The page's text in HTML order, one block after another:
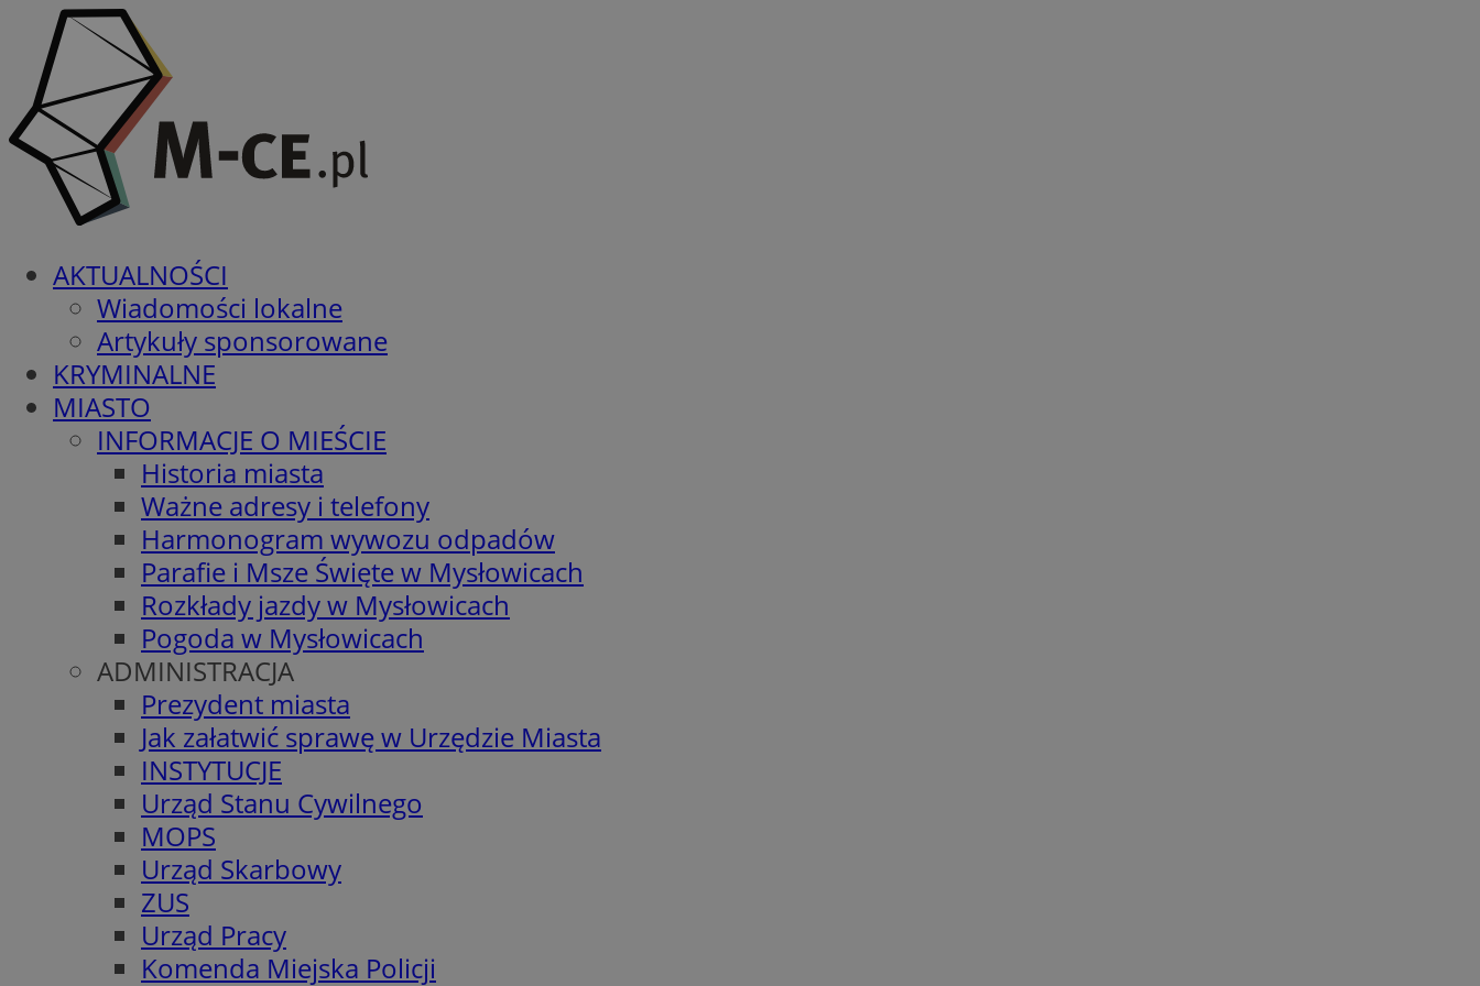
AKTUALNOŚCI
Wiadomości lokalne
Artykuły sponsorowane
KRYMINALNE
MIASTO
INFORMACJE O MIEŚCIE
Historia miasta
Ważne adresy i telefony
Harmonogram wywozu odpadów
Parafie i Msze Święte w Mysłowicach
Rozkłady jazdy w Mysłowicach
Pogoda w Mysłowicach
ADMINISTRACJA
Prezydent miasta
Jak załatwić sprawę w Urzędzie Miasta
INSTYTUCJE
Urząd Stanu Cywilnego
MOPS
Urząd Skarbowy
ZUS
Urząd Pracy
Komenda Miejska Policji